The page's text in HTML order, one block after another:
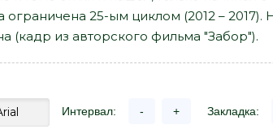
ограничена 25-ым циклом (2012 –
(кадр из авторского фильма "Забор").
Интервал: - + Закладка: